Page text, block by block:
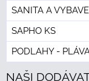
SANITA A
SAPHO KS
PODLAHY -
NAŠI